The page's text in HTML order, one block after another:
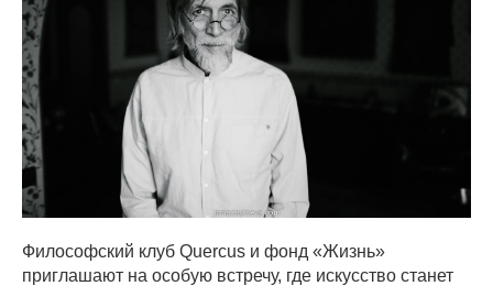
Философский клуб Quercus и фонд «Жизнь»
приглашают на особую встречу, где искусство станет